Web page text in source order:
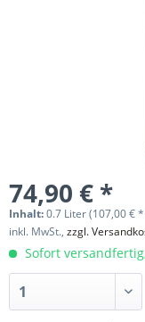
74,90 € *
Inhalt:0.7 Liter (107,00 €
inkl. MwSt., zzgl.
Sofort